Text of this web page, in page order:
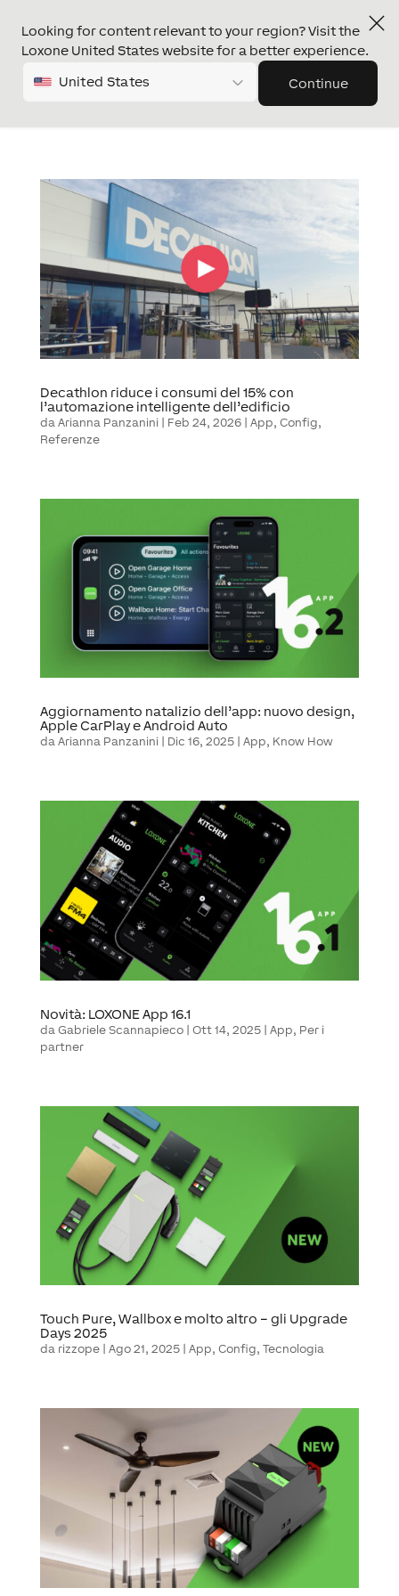
Looking for content relevant to your region? Visit the
Loxone United States website for a better experience.
United States Continue
Decathlon riduce i consumi del 15% con
l’automazione intelligente dell’edificio
da Arianna Panzanini| Feb 24, 2026| App, Config,
Referenze
Aggiornamento natalizio dell’app: nuovo design,
Apple CarPlay e Android Auto
da Arianna Panzanini| Dic 16, 2025| App, Know How
Novità: LOXONE App 16.1
da Gabriele Scannapieco| Ott 14, 2025| App, Per i
partner
Touch Pure, Wallbox e molto altro – gli Upgrade
Days 2025
da rizzope| Ago 21, 2025| App, Config, Tecnologia